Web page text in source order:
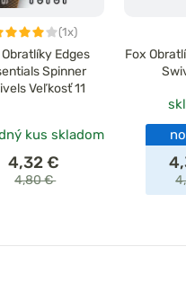
(1x)
Edges
Spinner
Veľkosť 11
kus skladom
4,32 €
4,80 €
Fox